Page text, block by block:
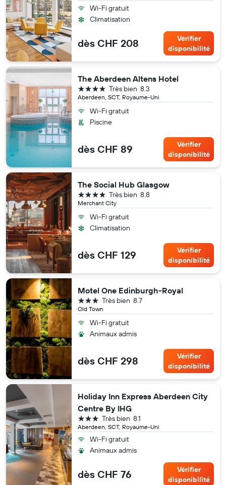
Wi-Fi gratuit
Climatisation
dès CHF 208
Vérifier
disponibilité
The Aberdeen Altens Hotel
Aberdeen, SCT, Royaume-Uni
8.3
Très bien
4 étoiles
Wi-Fi gratuit
Piscine
dès CHF 89
Vérifier
disponibilité
The Social Hub Glasgow
Merchant City
8.8
Très bien
4 étoiles
Wi-Fi gratuit
Climatisation
dès CHF 129
Vérifier
disponibilité
Motel One Edinburgh-Royal
Old Town
8.7
Très bien
3 étoiles
Wi-Fi gratuit
Animaux admis
dès CHF 298
Vérifier
disponibilité
Holiday Inn Express Aberdeen City
Centre By IHG
Aberdeen, SCT, Royaume-Uni
8.1
Très bien
3 étoiles
Wi-Fi gratuit
Animaux admis
dès CHF 76
Vérifier
disponibilité